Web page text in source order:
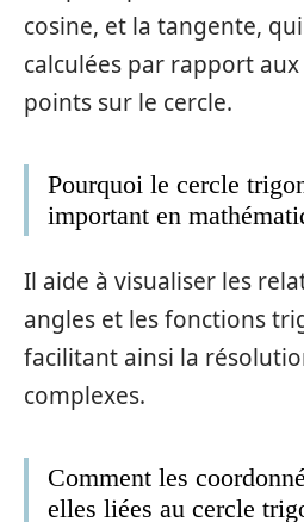
cosine, et la tangente,
calculées par rapport
points sur le cercle.
Pourquoi le cercle
important en
Il aide à visualiser les
angles et les fonctions
facilitant ainsi la
complexes.
Comment les
elles liées au cercle